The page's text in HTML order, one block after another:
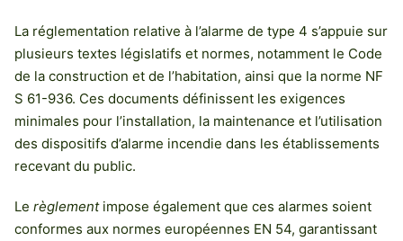
La réglementation relative à l’alarme de type 4 s’appuie sur
plusieurs textes législatifs et normes, notamment le Code
de la construction et de l’habitation, ainsi que la norme NF
S 61-936. Ces documents définissent les exigences
minimales pour l’installation, la maintenance et l’utilisation
des dispositifs d’alarme incendie dans les établissements
recevant du public.
Le règlementimpose également que ces alarmes soient
conformes aux normes européennes EN 54, garantissant